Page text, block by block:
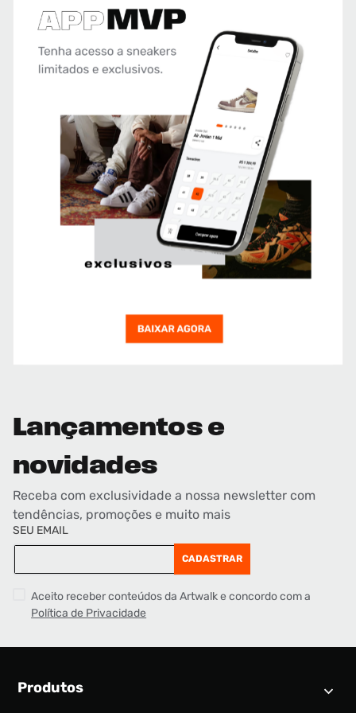
Lançamentos e
novidades
Receba com exclusividade a nossa newsletter com
tendências, promoções e muito mais
SEU EMAIL
CADASTRAR
Aceito receber conteúdos da Artwalk e concordo com a
Política de Privacidade
Produtos